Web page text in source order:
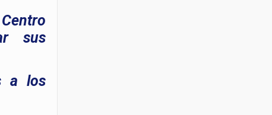
sus
a los